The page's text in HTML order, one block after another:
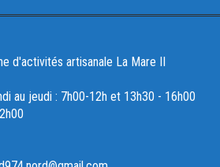
d'activités artisanale La Mare II
au jeudi : 7h00-12h et 13h30 - 16h00